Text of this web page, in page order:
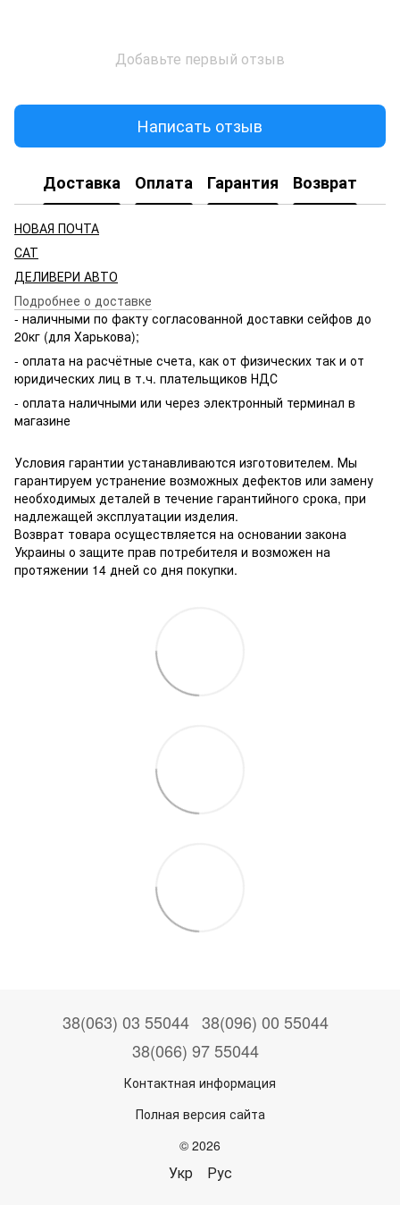
Добавьте первый отзыв
Написать отзыв
Доставка Оплата Гарантия Возврат
НОВАЯ ПОЧТА
САТ
ДЕЛИВЕРИ АВТО
Подробнее о доставке
- наличными по факту согласованной доставки сейфов до
20кг (для Харькова);
- оплата на расчётные счета, как от физических так и от
юридических лиц в т.ч. плательщиков НДС
- оплата наличными или через электронный терминал в
магазине
Условия гарантии устанавливаются изготовителем. Мы
гарантируем устранение возможных дефектов или замену
необходимых деталей в течение гарантийного срока, при
надлежащей эксплуатации изделия.
Возврат товара осуществляется на основании закона
Украины о защите прав потребителя и возможен на
протяжении 14 дней со дня покупки.
38(063) 03 55044 38(096) 00 55044
38(066) 97 55044
Контактная информация
Полная версия сайта
© 2026
Укр Рус